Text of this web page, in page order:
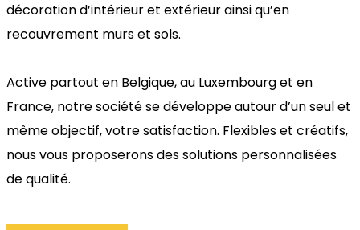
décoration d’intérieur et extérieur ainsi qu’en
recouvrement murs et sols.
Active partout en Belgique, au Luxembourg et en
France, notre société se développe autour d’un seul et
même objectif, votre satisfaction. Flexibles et créatifs,
nous vous proposerons des solutions personnalisées
de qualité.